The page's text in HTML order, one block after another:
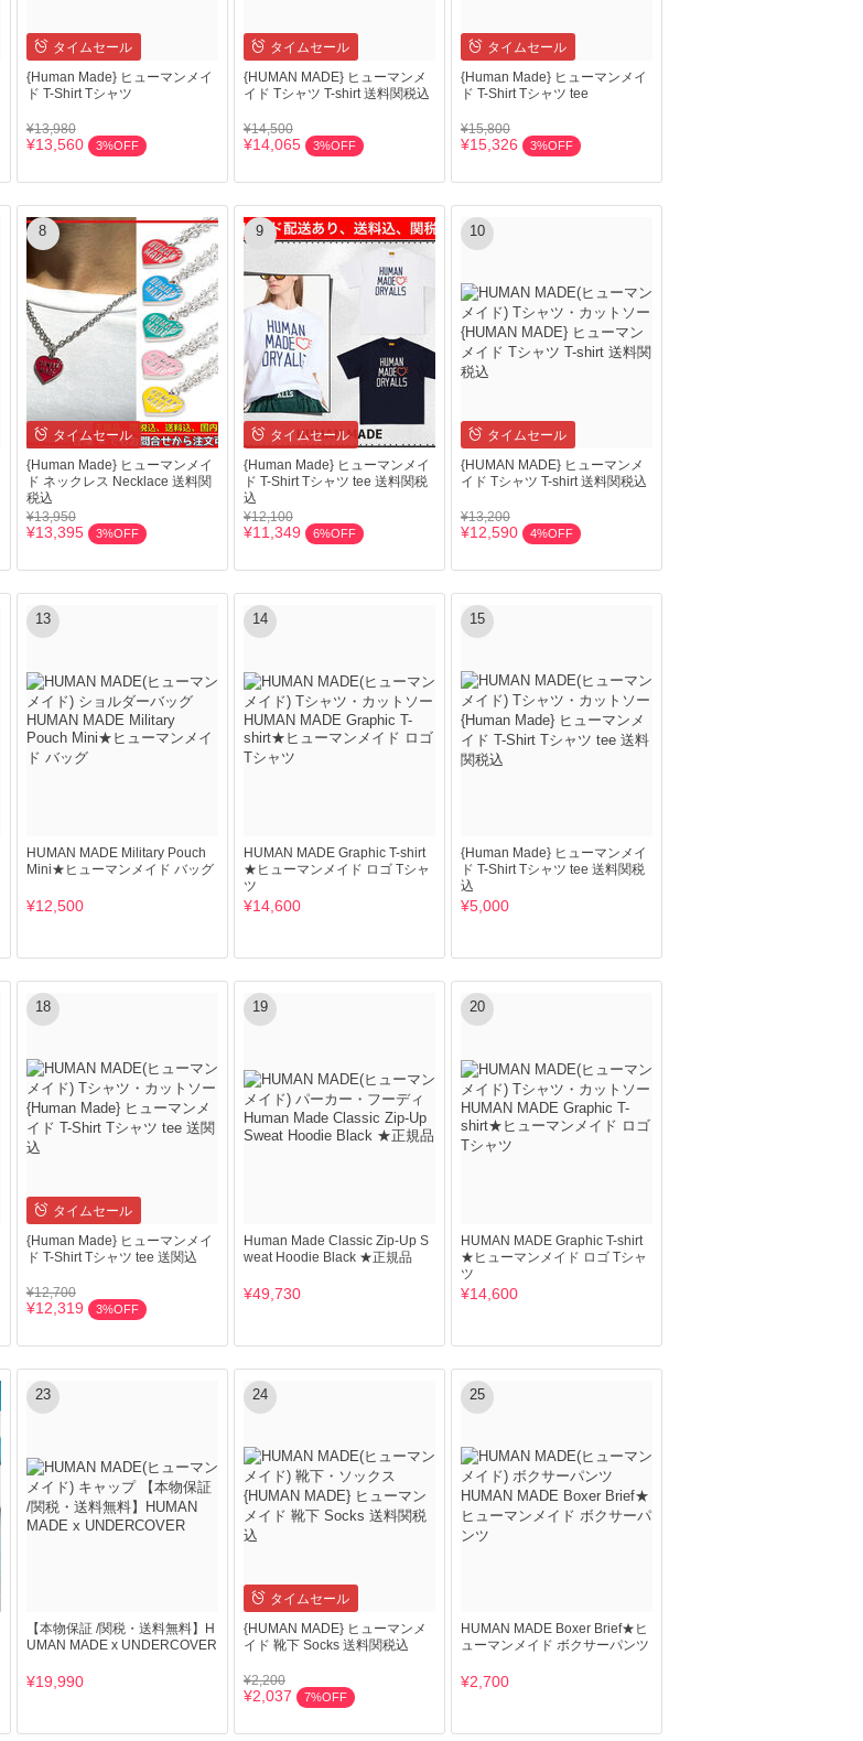
タイムセール
{Human Made} ヒューマンメイ
ド T-Shirt Tシャツ
¥13,980
¥13,560 3%OFF
タイムセール
{HUMAN MADE} ヒューマンメ
イド Tシャツ T-shirt 送料関税込
¥14,500
¥14,065 3%OFF
タイムセール
{Human Made} ヒューマンメイ
ド T-Shirt Tシャツ tee
¥15,800
¥15,326 3%OFF
8
タイムセール
{Human Made} ヒューマンメイ
ド ネックレス Necklace 送料関
税込
¥13,950
¥13,395 3%OFF
9
タイムセール
{Human Made} ヒューマンメイ
ド T-Shirt Tシャツ tee 送料関税
込
¥12,100
¥11,349 6%OFF
10
タイムセール
{HUMAN MADE} ヒューマンメ
イド Tシャツ T-shirt 送料関税込
¥13,200
¥12,590 4%OFF
13
HUMAN MADE Military Pouch
Mini★ヒューマンメイド バッグ
¥12,500
14
HUMAN MADE Graphic T-shirt
★ヒューマンメイド ロゴ Tシャ
ツ
¥14,600
15
{Human Made} ヒューマンメイ
ド T-Shirt Tシャツ tee 送料関税
込
¥5,000
18
タイムセール
{Human Made} ヒューマンメイ
ド T-Shirt Tシャツ tee 送関込
¥12,700
¥12,319 3%OFF
19
Human Made Classic Zip-Up S
weat Hoodie Black ★正規品
¥49,730
20
HUMAN MADE Graphic T-shirt
★ヒューマンメイド ロゴ Tシャ
ツ
¥14,600
23
【本物保証 /関税・送料無料】H
UMAN MADE x UNDERCOVER
¥19,990
24
タイムセール
{HUMAN MADE} ヒューマンメ
イド 靴下 Socks 送料関税込
¥2,200
¥2,037 7%OFF
25
HUMAN MADE Boxer Brief★ヒ
ューマンメイド ボクサーパンツ
¥2,700